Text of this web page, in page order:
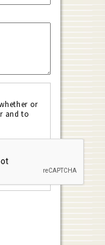
or
and to